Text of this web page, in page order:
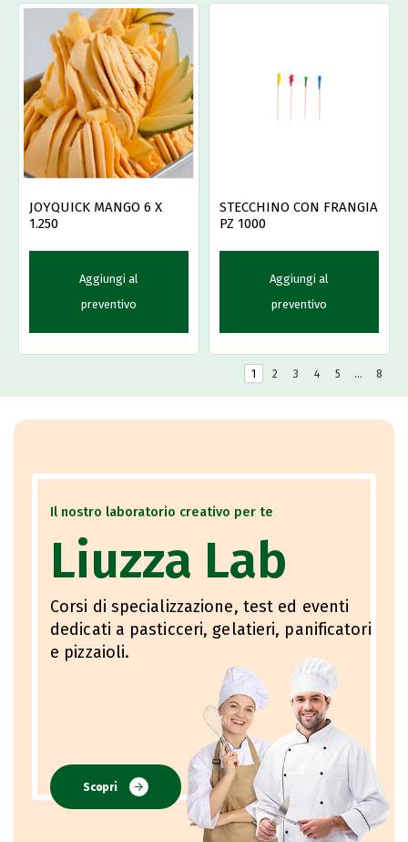
JOYQUICK MANGO 6 X
1.250
Aggiungi al
preventivo
STECCHINO CON FRANGIA
PZ 1000
Aggiungi al
preventivo
1 2 3 4 5 … 8
Il nostro laboratorio creativo per te
Liuzza Lab
Corsi di specializzazione, test ed eventi
dedicati a pasticceri, gelatieri, panificatori
e pizzaioli.
Scopri